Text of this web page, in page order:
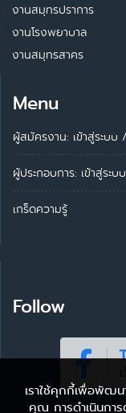
งานสมุทรปราการ
งานโรงพยาบาล
งานสมุทรสาคร
Menu
ผู้สมัครงาน: เข้าสู่ระบบ /
ผู้ประกอบการ: เข้าสู่ระบบ
เกร็ดความรู้
Follow
เราใช้คุกกี้เพื่อพัฒน
คุณ การดำเนินกา